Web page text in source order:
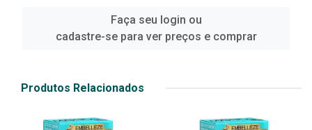
Faça seu login ou
cadastre-se para ver preços e comprar
Produtos Relacionados